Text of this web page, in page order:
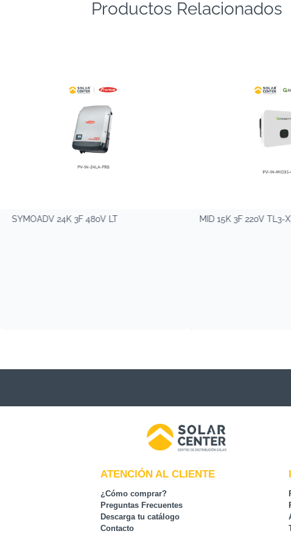
Productos Relacionados
SYMOADV 24K 3F 480V LT MID 15K 3F 220V TL3-
ATENCIÓN AL CLIENTE
¿Cómo comprar?
Preguntas Frecuentes
Descarga tu catálogo
Contacto